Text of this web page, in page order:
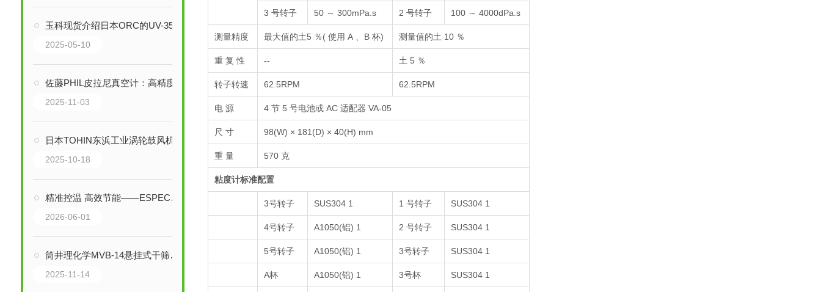
玉科现货介绍日本ORC的UV-351使用场景和性能介绍
2025-05-10
佐藤PHIL皮拉尼真空计：高精度真空测量技术全面解析
2025-11-03
日本TOHIN东浜工业涡轮鼓风机的工作原理是什么
2025-10-18
精准控温 高效节能——ESPEC爱斯佩克SET-A-040U高低温试验箱技术解析
2026-06-01
筒井理化学MVB-14悬挂式干筛电磁筛振荡机技术解析
2025-11-14
3 号转子 50 ～ 300mPa.s 2 号转子 100 ～ 4000dPa.s
测量精度 最大值的土5 ％( 使用 A 、B 杯) 测量值的土 10 ％
重 复 性 -- 土 5 ％
转子转速 62.5RPM 62.5RPM
电 源 4 节 5 号电池或 AC 适配器 VA-05
尺 寸 98(W) × 181(D) × 40(H) mm
重 量 570 克
粘度计标准配置
3号转子 SUS304 1 1 号转子 SUS304 1
4号转子 A1050(铝) 1 2 号转子 SUS304 1
5号转子 A1050(铝) 1 3号转子 SUS304 1
A杯 A1050(铝) 1 3号杯 SUS304 1